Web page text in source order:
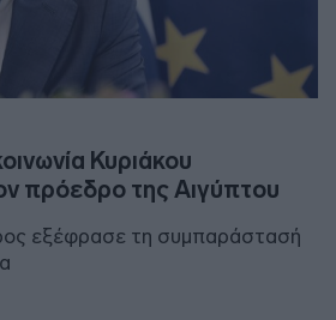
Κυριάκου
πρόεδρο της Αιγύπτου
εξέφρασε τη συμπαράστασή